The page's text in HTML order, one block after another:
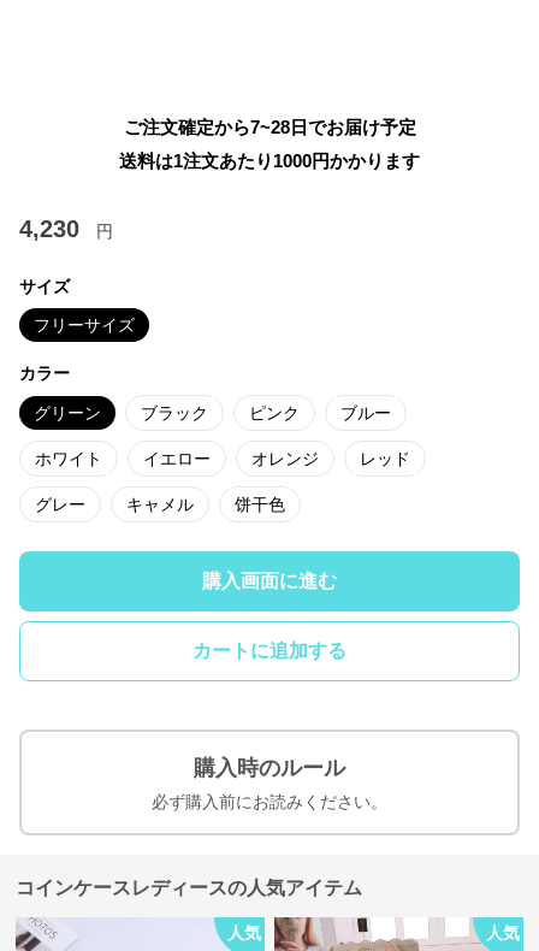
ご注文確定から7~28日でお届け予定
送料は1注文あたり 1000円かかります
4,230 円
サイズ
フリーサイズ
カラー
グリーン ブラック ピンク ブルー
ホワイト イエロー オレンジ レッド
グレー キャメル 饼干色
購入画面に進む
カートに追加する
購入時のルール
必ず購入前にお読みください。
コインケースレディースの人気アイテム
人気 人気